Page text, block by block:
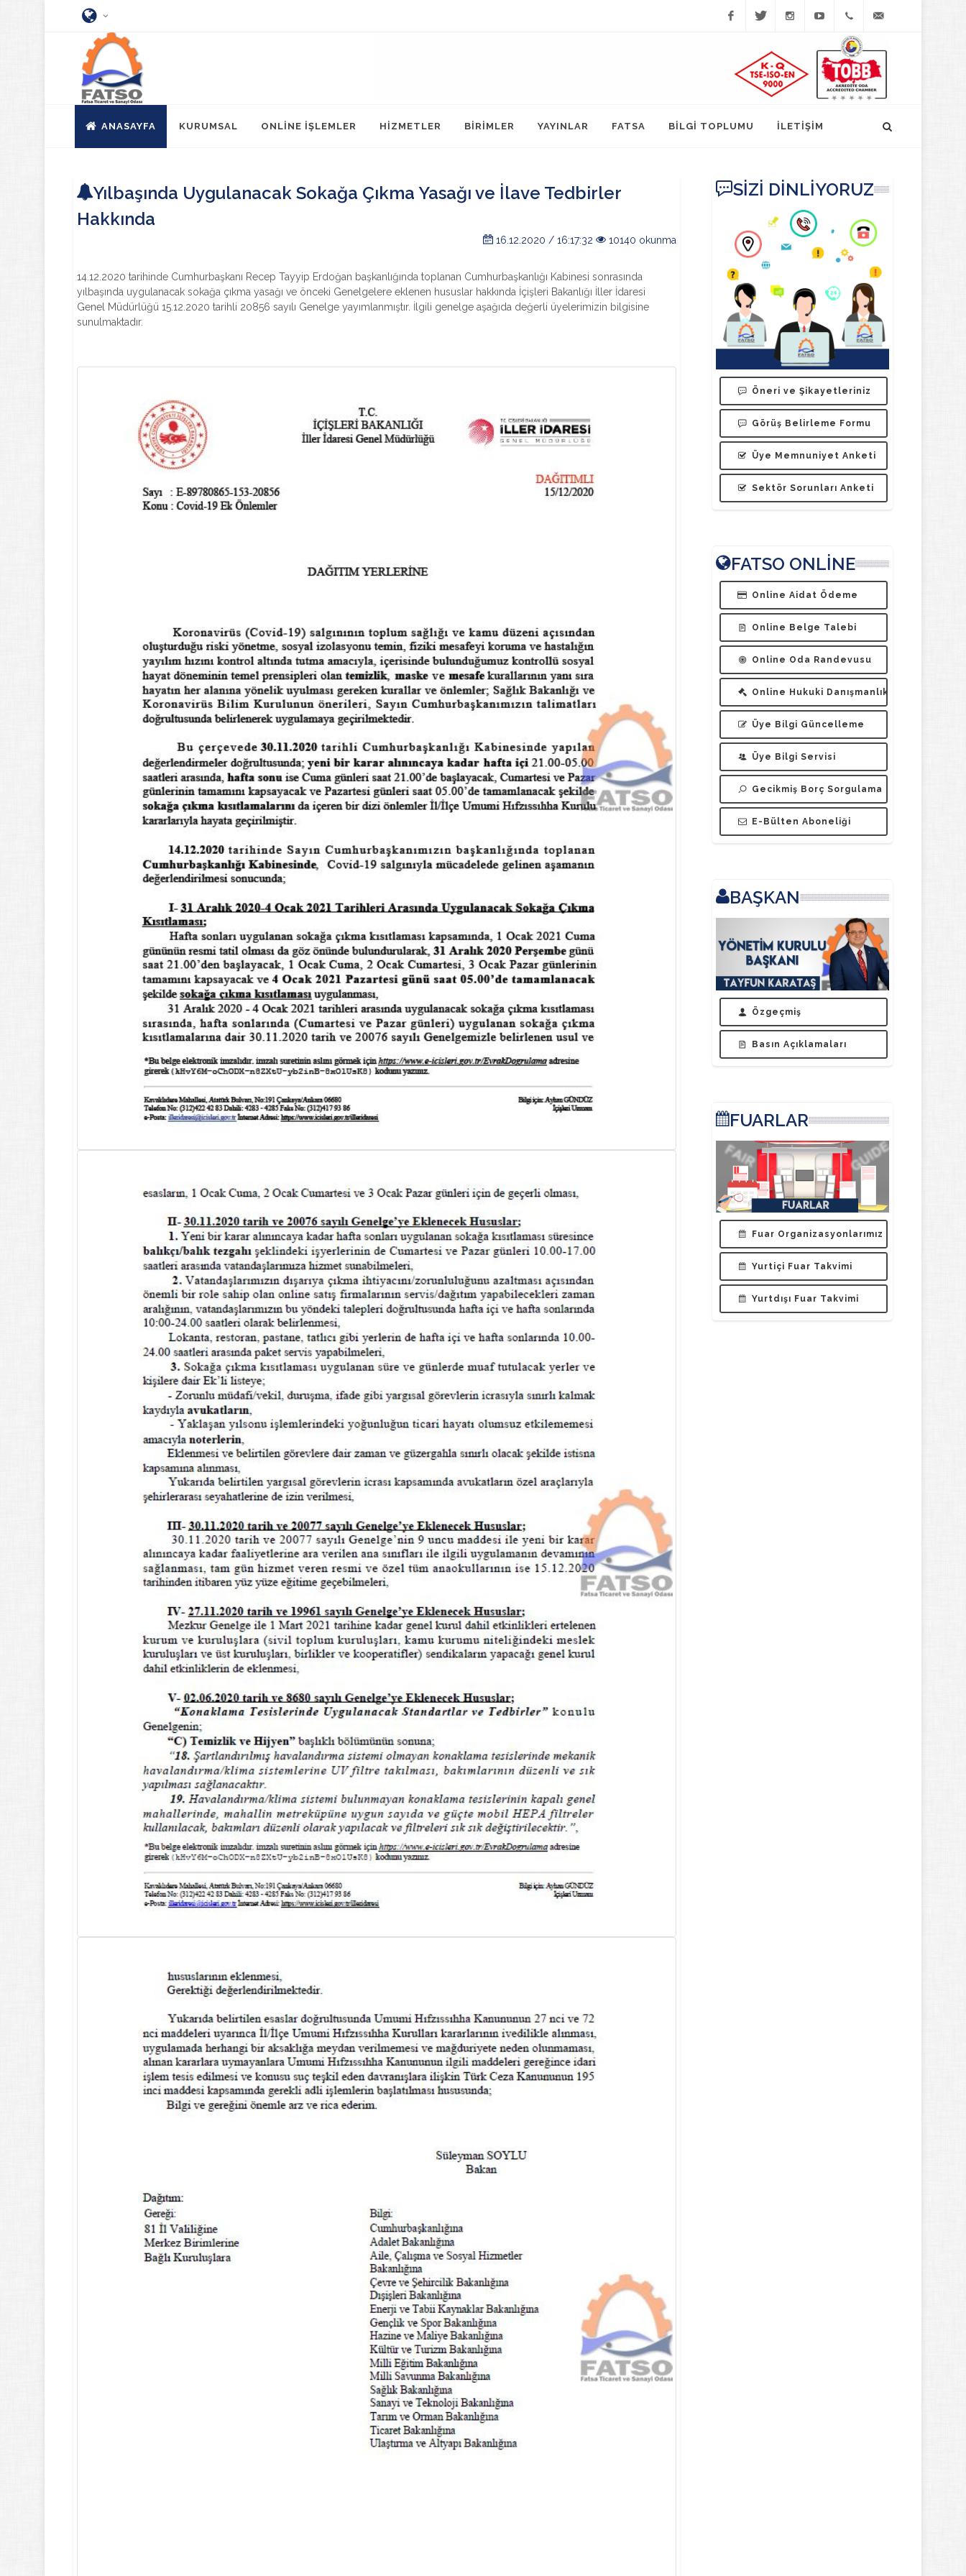
InstagramYouTube(452)
423-
bilgi@fatsatso.org.tr
ANASAYFA KURUMSAL ONLİNE İŞLEMLER HİZMETLER BİRİMLER YAYINLAR FATSA BİLGİ TOPLUMU İLETİŞİM
Yılbaşında Uygulanacak Sokağa Çıkma Yasağı ve İlave Tedbirler
Hakkında
16.12.2020 / 16:17:32 10140 okunma
14.12.2020 tarihinde Cumhurbaşkanı Recep Tayyip Erdoğan başkanlığında toplanan Cumhurbaşkanlığı Kabinesi sonrasında
yılbaşında uygulanacak sokağa çıkma yasağı ve önceki Genelgelere eklenen hususlar hakkında İçişleri Bakanlığı İller İdaresi
Genel Müdürlüğü 15.12.2020 tarihli 20856 sayılı Genelge yayımlanmıştır. İlgili genelge aşağıda değerli üyelerimizin bilgisine
sunulmaktadır.
SİZİ DİNLİYORUZ
Öneri ve Şikayetleriniz
Görüş Belirleme Formu
Üye Memnuniyet Anketi
Sektör Sorunları Anketi
FATSO ONLİNE
Online Aidat Ödeme
Online Belge Talebi
Online Oda Randevusu
Online Hukuki Danışmanlık
Üye Bilgi Güncelleme
Üye Bilgi Servisi
Gecikmiş Borç Sorgulama
E-Bülten Aboneliği
BAŞKAN
Özgeçmiş
Basın Açıklamaları
FUARLAR
Fuar Organizasyonlarımız
Yurtiçi Fuar Takvimi
Yurtdışı Fuar Takvimi